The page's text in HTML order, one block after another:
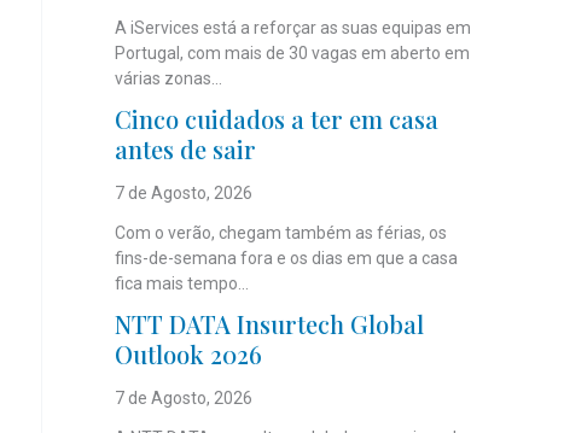
A iServices está a reforçar as suas equipas em
Portugal, com mais de 30 vagas em aberto em
várias zonas...
Cinco cuidados a ter em casa
antes de sair
7 de Agosto, 2026
Com o verão, chegam também as férias, os
fins-de-semana fora e os dias em que a casa
fica mais tempo...
NTT DATA Insurtech Global
Outlook 2026
7 de Agosto, 2026